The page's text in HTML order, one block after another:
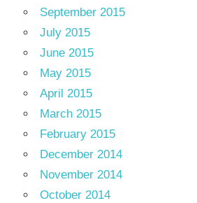
September 2015
July 2015
June 2015
May 2015
April 2015
March 2015
February 2015
December 2014
November 2014
October 2014